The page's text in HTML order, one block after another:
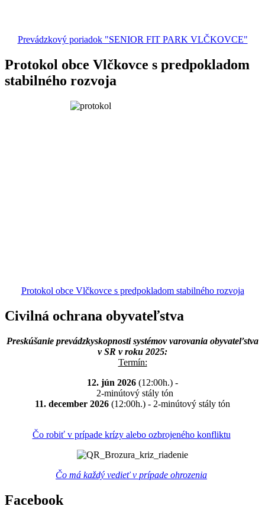
Prevádzkový poriadok "SENIOR FIT PARK VLČKOVCE"
Protokol obce Vlčkovce s predpokladom
stabilného rozvoja
Protokol obce Vlčkovce s predpokladom stabilného rozvoja
Civilná ochrana obyvateľstva
Preskúšanie prevádzkyskopnosti systémov varovania obyvateľstva
v SR v roku 2025:
Termín:
12. jún 2026 (12:00h.) -
2-minútový stály tón
11. december 2026 (12:00h.) - 2-minútový stály tón
Čo robiť v prípade krízy alebo ozbrojeného konfliktu
Čo má každý vedieť v prípade ohrozenia
Facebook